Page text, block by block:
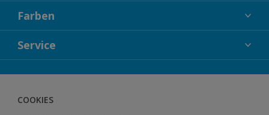
FASSADENFARBEN
INNENFARBEN
LACKE
BODENSYSTEM
Farben
KOLLEKTIONEN
FARBTRENDS
FARBBERATUNG
Service
HERBOL NACHRICHTEN
COOKIES